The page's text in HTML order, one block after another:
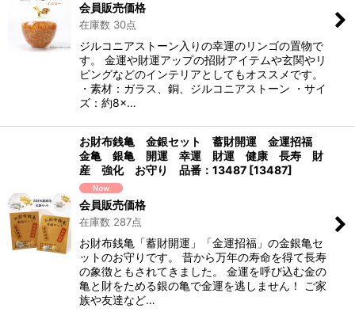
会員販売価格
在庫数 30点
ジルコニアストーン入りの幸運のリンゴの置物で
す。 金運や財運アップの招財アイテムや玄関やリ
ビングなどのインテリアとしてもオススメです。
・素材：ガラス、銅、ジルコニアストーン ・サイ
ズ：約8×…
お財布銭亀 金銀セット 蓄財開運 金運招福
金亀 銀亀 開運 幸運 財運 健康 長寿 財
産 強化 お守り 品番：13487 [13487]
会員販売価格
在庫数 287点
お財布銭亀「蓄財開運」「金運招福」の金銀亀セ
ットのお守りです。 昔から万年の寿命を得て長寿
の象徴ともされてきました。 金運を呼び込む金の
亀と財をためる銀の亀で金運を逃しません！ ご家
族や友達など…